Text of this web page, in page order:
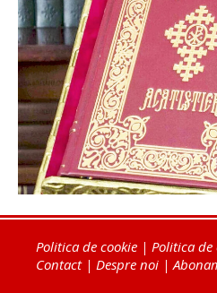
Politica de cookie | Politica
Contact| Despre noi |